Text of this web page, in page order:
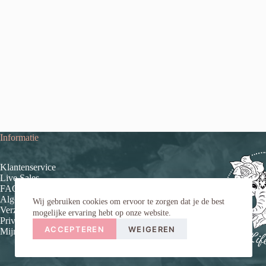
Wij gebruiken cookies om ervoor te zorgen dat je de best
mogelijke ervaring hebt op onze website.
ACCEPTEREN WEIGEREN
Informatie
Klantenservice
Live Sales
FAQ (veelgestelde vragen)
Algemene voorwaarden
Verzend- en retourinformatie
Privacybeleid
Mijn account